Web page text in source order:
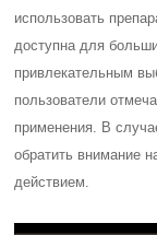
использовать
доступна для
привлекательным
пользователи
применения. В
обратить внимание
действием.